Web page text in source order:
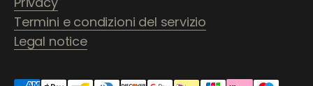
Termini e condizioni del servizio
Legal notice